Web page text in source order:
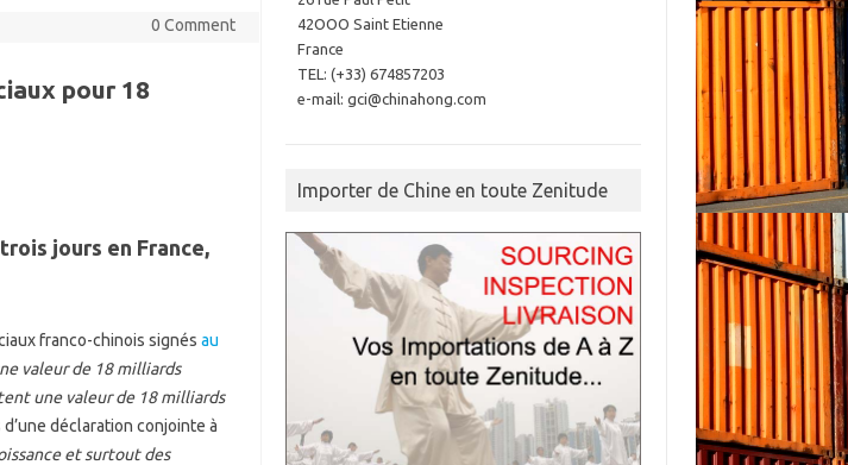
0 Comment
pour 18
jours en France,
franco-chinois signés au
valeur de 18 milliards
une valeur de 18 milliards
déclaration conjointe à
et surtout des
42OOO Saint Etienne
France
TEL: (+33) 674857203
e-mail: gci@chinahong.com
Importer de Chine en toute Zenitude